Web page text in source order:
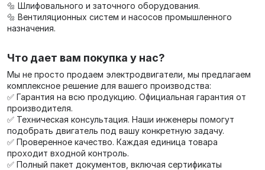
🔩 Шлифовального и заточного оборудования.
🔩 Вентиляционных систем и насосов промышленного
назначения.
Что дает вам покупка у нас?
Мы не просто продаем электродвигатели, мы предлагаем
комплексное решение для вашего производства:
✅ Гарантия на всю продукцию. Официальная гарантия от
производителя.
✅ Техническая консультация. Наши инженеры помогут
подобрать двигатель под вашу конкретную задачу.
✅ Проверенное качество. Каждая единица товара
проходит входной контроль.
✅ Полный пакет документов, включая сертификаты